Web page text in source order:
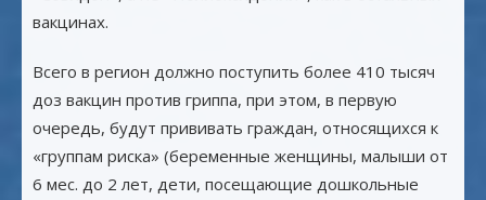
вакцинах.
Всего в регион должно поступить более 410 тысяч
доз вакцин против гриппа, при этом, в первую
очередь, будут прививать граждан, относящихся к
«группам риска» (беременные женщины, малыши от
6 мес. до 2 лет, дети, посещающие дошкольные